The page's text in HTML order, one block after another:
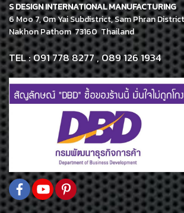
S DESIGN INTERNATIONAL MANUFACTURING
6 Moo 7, Om Yai Subdistrict, Sam Phran
Nakhon Pathom 73160 Thailand
TEL : 091 778 8277 , 089 126 1934